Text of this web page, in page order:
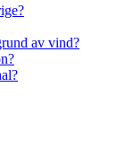
av vind?